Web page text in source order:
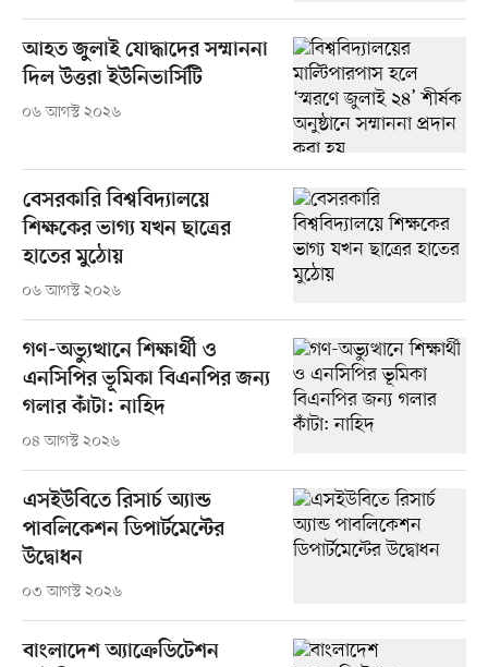
আহত জুলাই যোদ্ধাদের সম্মাননা
দিল উত্তরা ইউনিভার্সিটি
০৬ আগস্ট ২০২৬
বেসরকারি বিশ্ববিদ্যালয়ে
শিক্ষকের ভাগ্য যখন ছাত্রের
হাতের মুঠোয়
০৬ আগস্ট ২০২৬
গণ-অভ্যুত্থানে শিক্ষার্থী ও
এনসিপির ভূমিকা বিএনপির জন্য
গলার কাঁটা: নাহিদ
০৪ আগস্ট ২০২৬
এসইউবিতে রিসার্চ অ্যান্ড
পাবলিকেশন ডিপার্টমেন্টের
উদ্বোধন
০৩ আগস্ট ২০২৬
বাংলাদেশ অ্যাক্রেডিটেশন